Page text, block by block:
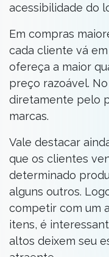
acessibilidade do
Em compras
cada cliente vá
ofereça a maior
preço razoável.
diretamente pelo
marcas.
Vale destacar
que os clientes
determinado
alguns outros.
competir com um
itens, é
altos deixem seu